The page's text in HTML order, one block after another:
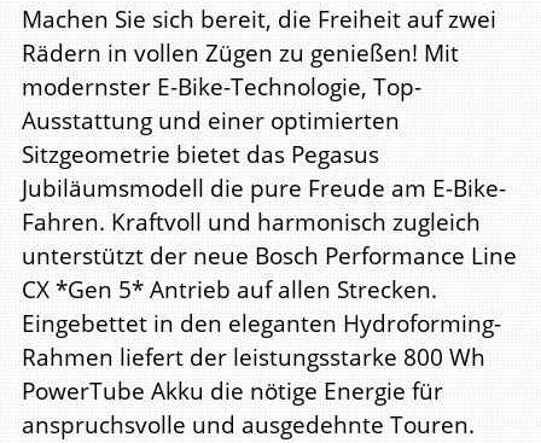
Machen Sie sich bereit, die Freiheit auf zwei
Rädern in vollen Zügen zu genießen! Mit
modernster E-Bike-Technologie, Top-
Ausstattung und einer optimierten
Sitzgeometrie bietet das Pegasus
Jubiläumsmodell die pure Freude am E-Bike-
Fahren. Kraftvoll und harmonisch zugleich
unterstützt der neue Bosch Performance Line
CX *Gen 5* Antrieb auf allen Strecken.
Eingebettet in den eleganten Hydroforming-
Rahmen liefert der leistungsstarke 800 Wh
PowerTube Akku die nötige Energie für
anspruchsvolle und ausgedehnte Touren.